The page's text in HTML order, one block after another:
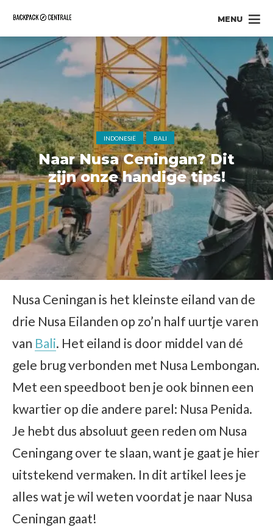
MENU
INDONESIË BALI
Naar Nusa Ceningan? Dit
zijn onze handige tips!
Nusa Ceningan is het kleinste eiland van de
drie Nusa Eilanden op zo’n half uurtje varen
van Bali. Het eiland is door middel van dé
gele brug verbonden met Nusa Lembongan.
Met een speedboot ben je ook binnen een
kwartier op die andere parel: Nusa Penida.
Je hebt dus absoluut geen reden om Nusa
Ceningang over te slaan, want je gaat je hier
uitstekend vermaken. In dit artikel lees je
alles wat je wil weten voordat je naar Nusa
Ceningan gaat!